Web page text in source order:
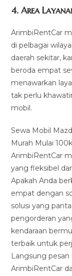
4.Area
ArimbiRentCar
di pelbagai
daerah sekitar,
beroda empat
menawarkan
tak perlu
mobil.
Sewa Mobil
Murah Mulai
ArimbiRentCar
yang fleksibel
Apakah Anda
empat dengan
solusi yang
pengorderan
kendaraan
terbaik untuk
Langsung
ArimbiRentCar